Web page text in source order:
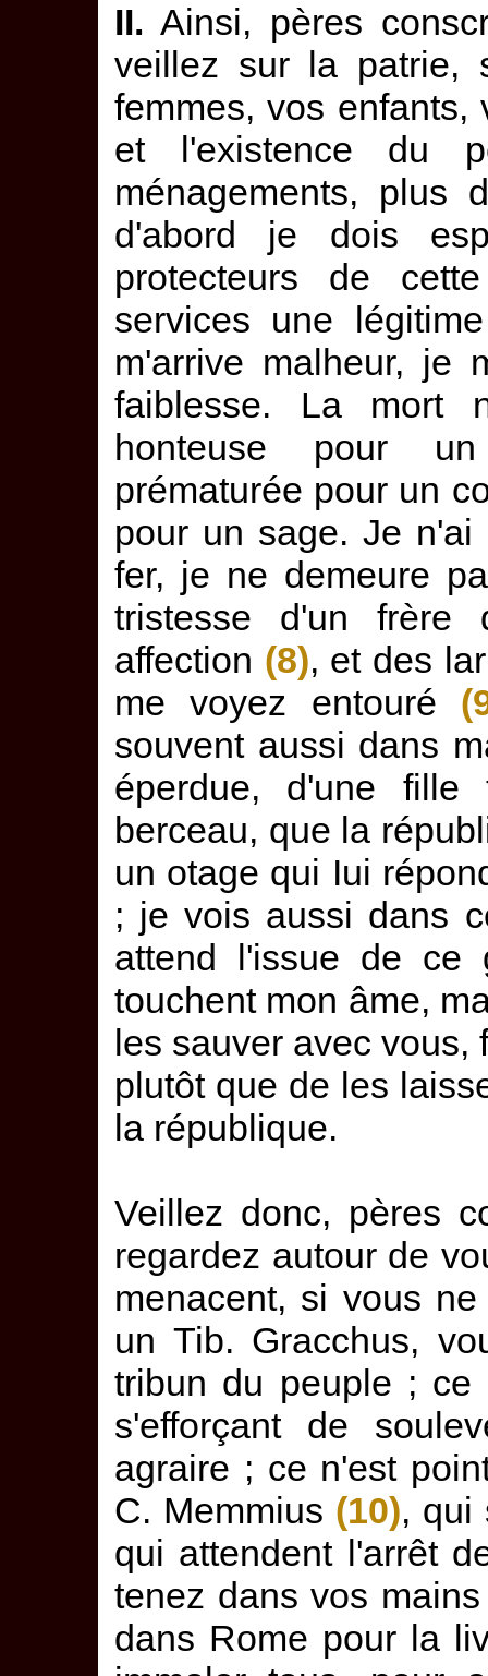
II. Ainsi, pères
veillez sur la patrie,
femmes, vos
et l'existence du
ménagements, plus
d'abord je dois
protecteurs de
services une
m'arrive malheur, je
faiblesse. La mort
honteuse pour
prématurée pour un
pour un sage. Je
fer, je ne demeure
tristesse d'un frère
affection (8), et des
me voyez entouré
souvent aussi dans
éperdue, d'une
berceau, que la
un otage qui Iui
; je vois aussi dans
attend l'issue de ce
touchent mon âme,
les sauver avec vous,
plutôt que de les
la république.
Veillez donc, pères
regardez autour de
menacent, si vous
un Tib. Gracchus,
tribun du peuple ; ce
s'efforçant de
agraire ; ce n'est
C. Memmius (10), qui
qui attendent l'arrêt
tenez dans vos
dans Rome pour la